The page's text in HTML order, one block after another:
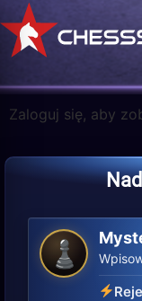
Zaloguj się, aby
♟